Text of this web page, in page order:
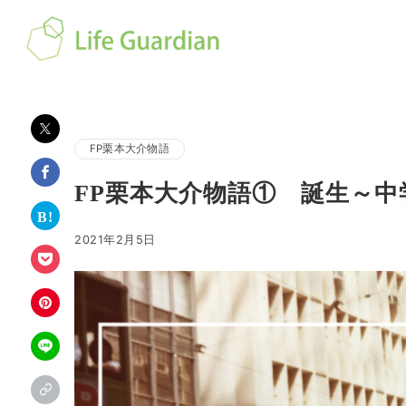
FP栗本大介物語
FP栗本大介物語① 誕生～中
2021年2月5日